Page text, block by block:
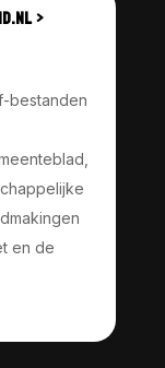
>
bestanden
en de